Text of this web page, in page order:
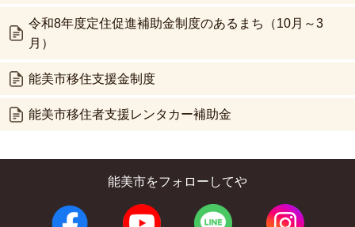
令和8年度定住促進補助金制度のあるまち（10月～3
月）
能美市移住支援金制度
能美市移住者支援レンタカー補助金
能美市をフォローしてや